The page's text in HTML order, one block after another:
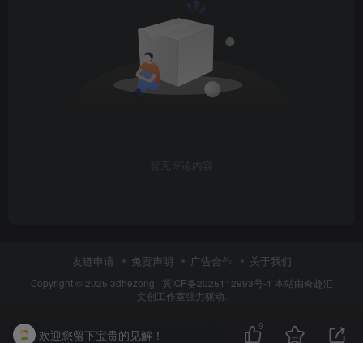
暂无评论内容
友链申请 免责声明 广告合作 关于我们
Copyright © 2025 3dhezong · 冀ICP备2025112993号-1 本站由奇趣汇
文创工作室强力驱动.
欢迎您留下宝贵的见解！
9